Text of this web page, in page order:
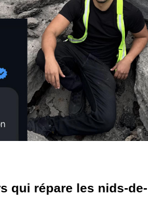
qui répare les nids-de-